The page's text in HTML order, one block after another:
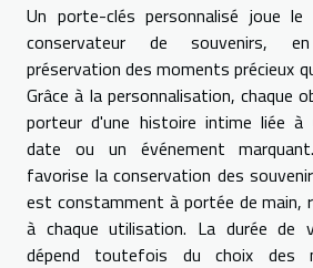
Un porte-clés personnalisé joue
conservateur de souvenirs,
préservation des moments précieux
Grâce à la personnalisation, chaque
porteur d'une histoire intime liée à
date ou un événement
favorise la conservation des
est constamment à portée de main,
à chaque utilisation. La durée de
dépend toutefois du choix des